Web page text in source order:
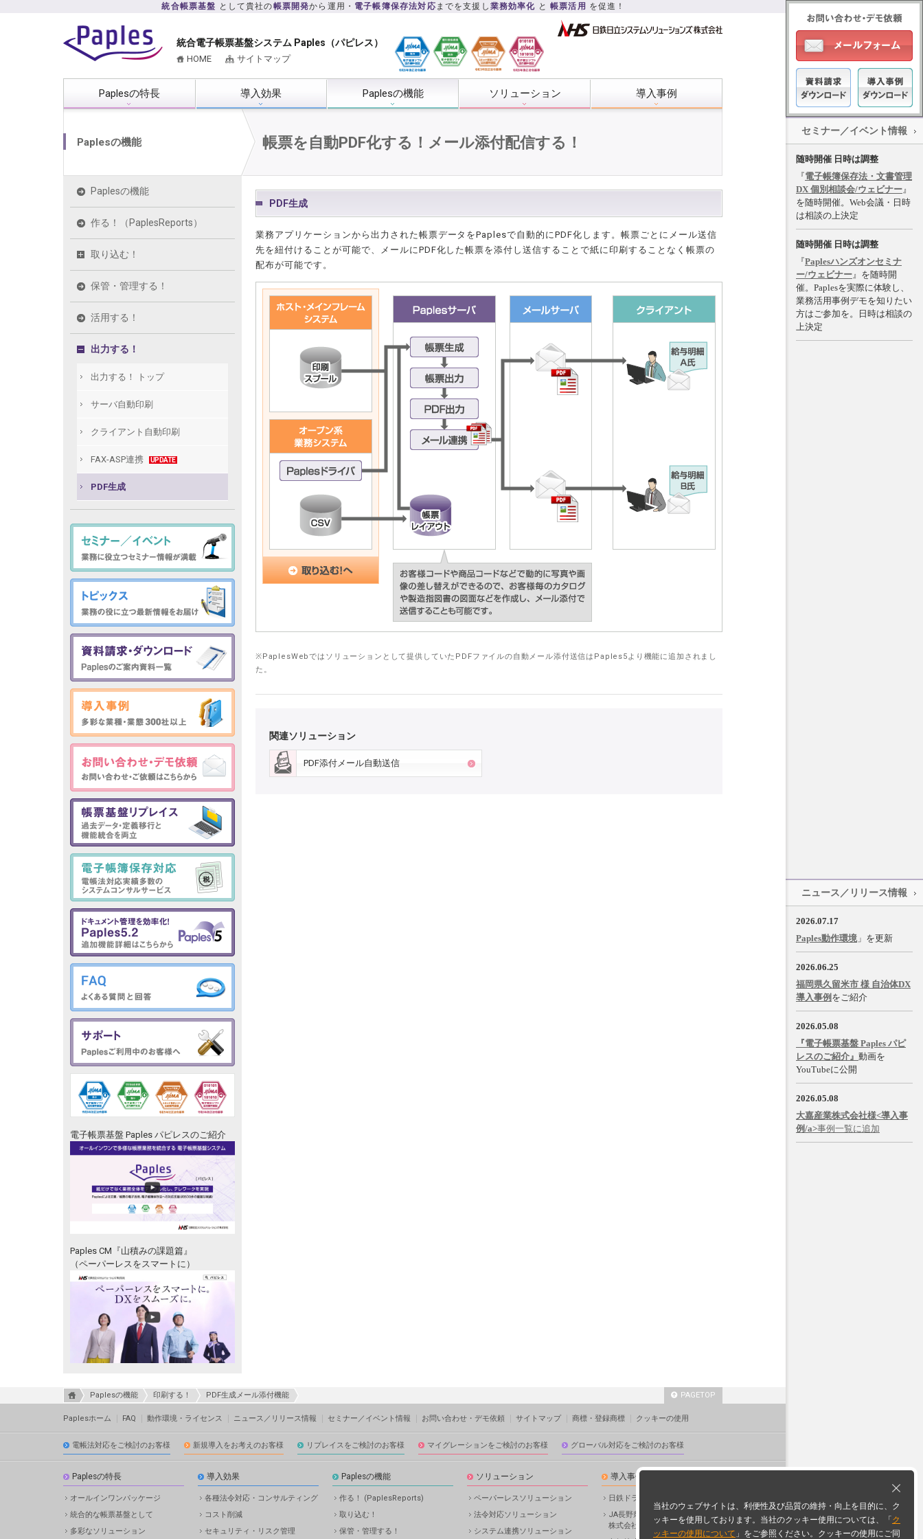
統合帳票基盤 として貴社の帳票開発から運用・ 電子帳簿保存法対応 までを支援し 業務効率化 と帳票活用 を促進！
統合電子帳票基盤システム Paples（パピレス）
HOME サイトマップ
Paplesの特長 導入効果 Paplesの機能 ソリューション 導入事例
帳票を自動PDF化する！メール添付配信する！
PDF生成
業務アプリケーションから出力された帳票データをPaplesで自動的にPDF化します。帳票ごとにメール送信
先を紐付けることが可能で、メールにPDF化した帳票を添付し送信することで紙に印刷することなく帳票の
配布が可能です。
※PaplesWebではソリューションとして提供していたPDFファイルの自動メール添付送信はPaples5より機能に追加されまし
た。
関連ソリューション
PDF添付メール自動送信
Paplesの機能
Paplesの機能
作る！（PaplesReports）
取り込む！
保管・管理する！
活用する！
出力する！
出力する！ トップ
サーバ自動印刷
クライアント自動印刷
FAX-ASP連携 UPDATE
PDF生成
電子帳票基盤 Paples パピレスのご紹介
Paples CM『山積みの課題篇』
（ペーパーレスをスマートに）
セミナー／イベント情報
随時開催 日時は調整
『電子帳簿保存法・文書管理
DX 個別相談会/ウェビナー』
を随時開催。Web会議・日時
は相談の上決定
随時開催 日時は調整
『Paplesハンズオンセミナ
ー/ウェビナー』を随時開
催。Paplesを実際に体験し、
業務活用事例デモを知りたい
方はご参加を。日時は相談の
上決定
ニュース／リリース情報
2026.07.17
Paples動作環境 」を更新
2026.06.25
福岡県久留米市 様 自治体DX
導入事例 をご紹介
2026.05.08
『電子帳票基盤 Paples パピ
レスのご紹介』 動画を
YouTubeに公開
2026.05.08
大嘉産業株式会社様<導入事
例/a>事例一覧に追加
Paplesの機能 印刷する！ PDF生成メール添付機能 PAGETOP
Paplesホーム FAQ 動作環境・ライセンス ニュース／リリース情報 セミナー／イベント情報 お問い合わせ・デモ依頼 サイトマップ 商標・登録商標 クッキーの使用
電帳法対応をご検討のお客様 新規導入をお考えのお客様 リプレイスをご検討のお客様 マイグレーションをご検討のお客様 グローバル対応をご検討のお客様
Paplesの特長
オールインワンパッケージ
統合的な帳票基盤として
多彩なソリューション
導入効果
各種法令対応・コンサルティング
コスト削減
セキュリティ・リスク管理
Paplesの機能
作る！ (PaplesReports)
取り込む！
保管・管理する！
ソリューション
ペーパーレスソリューション
法令対応ソリューション
システム連携ソリューション
導入事例
日鉄ドラム株式会社 様
JA長野県グループ
株式会社長野県協同電算 様
当社のウェブサイトは、利便性及び品質の維持・向上を目的に、ク
ッキーを使用しております。当社のクッキー使用については、「 ク
ッキーの使用について 」をご参照ください。クッキーの使用にご同